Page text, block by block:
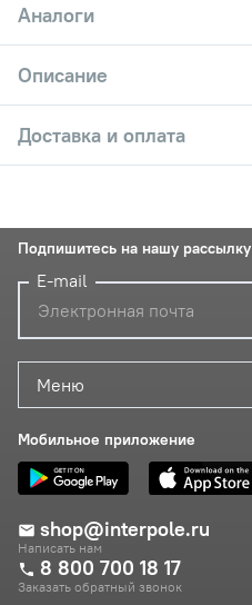
Аналоги
Описание
Доставка и оплата
Меню
Мобильное приложение
shop@interpole.ru
Написать нам
8 800 700 18 17
Заказать обратный звонок
Подпишитесь на нашу рассылку
E-mail